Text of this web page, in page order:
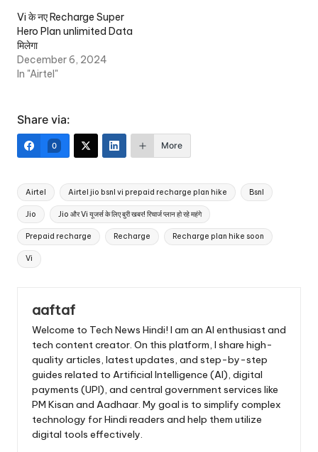
Vi के नए Recharge Super
Hero Plan unlimited Data
मिलेगा
December 6, 2024
In "Airtel"
Share via:
0 More
Airtel Airtel jio bsnl vi prepaid recharge plan hike Bsnl
Jio Jio और Vi यूजर्स के लिए बुरी खबर! रिचार्ज प्लान हो रहे महंगे
Prepaid recharge Recharge Recharge plan hike soon
Vi
aaftaf
Welcome to Tech News Hindi! I am an AI enthusiast and
tech content creator. On this platform, I share high-
quality articles, latest updates, and step-by-step
guides related to Artificial Intelligence (AI), digital
payments (UPI), and central government services like
PM Kisan and Aadhaar. My goal is to simplify complex
technology for Hindi readers and help them utilize
digital tools effectively.